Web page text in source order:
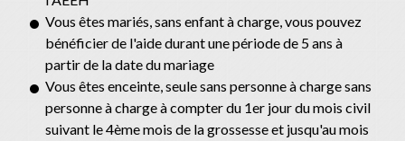
Vous êtes mariés, sans enfant à charge, vous pouvez
bénéficier de l'aide durant une période de 5 ans à
partir de la date du mariage
Vous êtes enceinte, seule sans personne à charge sans
personne à charge à compter du 1er jour du mois civil
suivant le 4èmemois de la grossesse et jusqu'au mois